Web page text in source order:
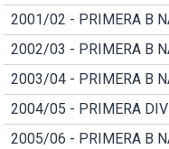
2001/02 - PRIMERA B
2002/03 - PRIMERA B
2003/04 - PRIMERA B
2004/05 - PRIMERA
2005/06 - PRIMERA B